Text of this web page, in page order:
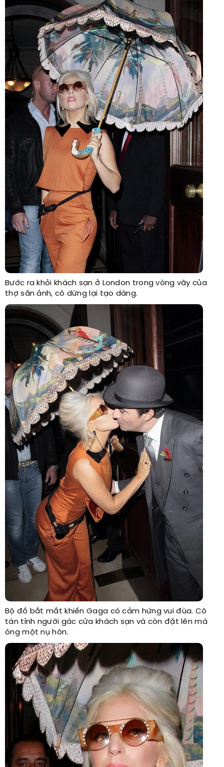
Bước ra khỏi khách sạn ở London trong vòng vây của
thợ săn ảnh, cô dừng lại tạo dáng.
Bộ đồ bắt mắt khiến Gaga có cảm hứng vui đùa. Cô
tán tỉnh người gác cửa khách sạn và còn đặt lên má
ông một nụ hôn.